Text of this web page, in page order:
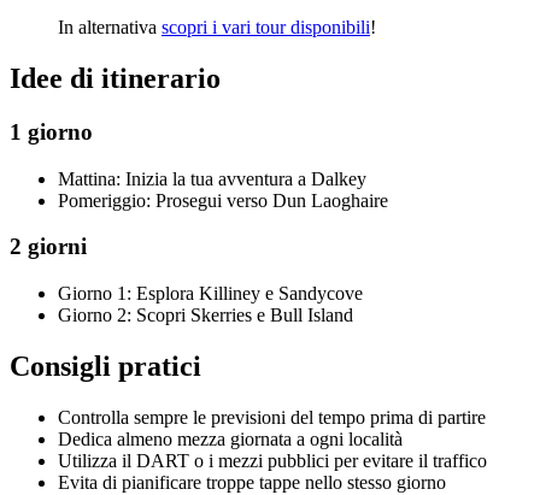
In alternativa scopri i vari tour disponibili!
Idee di itinerario
1 giorno
Mattina: Inizia la tua avventura a Dalkey
Pomeriggio: Prosegui verso Dun Laoghaire
2 giorni
Giorno 1: Esplora Killiney e Sandycove
Giorno 2: Scopri Skerries e Bull Island
Consigli pratici
Controlla sempre le previsioni del tempo prima di partire
Dedica almeno mezza giornata a ogni località
Utilizza il DART o i mezzi pubblici per evitare il traffico
Evita di pianificare troppe tappe nello stesso giorno